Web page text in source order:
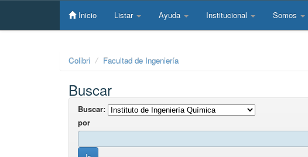
Skip
Inicio Listar Ayuda Institucional Somos
Colibri Facultad de Ingeniería
Buscar
Buscar:
por